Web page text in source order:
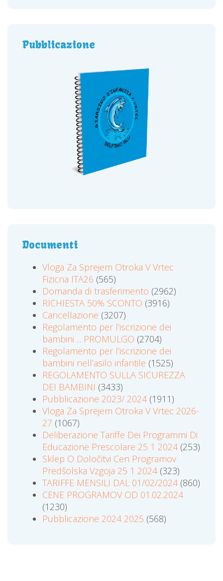
Pubblicazione
Documenti
Vloga Za Sprejem Otroka V Vrtec
Fizicna ITA26 (565)
Domanda di trasferimento (2962)
RICHIESTA 50% SCONTO (3916)
Cancellazione (3207)
Regolamento per l’iscrizione dei
bambini ... PROMULGO (2704)
Regolamento per l’iscrizione dei
bambini nell’asilo infantile (1525)
REGOLAMENTO SULLA SICUREZZA
DEI BAMBINI (3433)
Pubblicazione 2023/ 2024(1911)
Vloga Za Sprejem Otroka V Vrtec 2026-
27 (1067)
Deliberazione Tariffe Dei Programmi Di
Educazione Prescolare 25 1 2024(253)
Sklep O Določitvi Cen Programov
Predšolska Vzgoja 25 1 2024(323)
TARIFFE MENSILI DAL 01/02/2024(860)
CENE PROGRAMOV OD 01.02.2024
(1230)
Pubblicazione 2024 2025 (568)